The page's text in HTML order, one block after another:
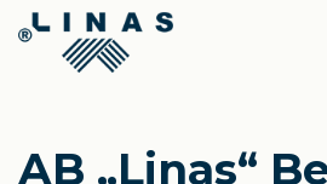
AB „Linas“